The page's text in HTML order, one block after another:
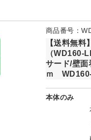
商品番号：
【送料無
（WD160-
サード/壁
ｍ WD160-
本体のみ